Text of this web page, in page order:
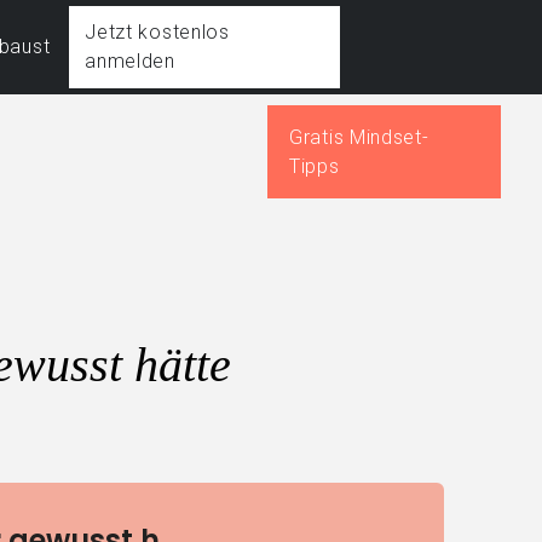
Jetzt kostenlos
anmelden
Gratis Mindset-
Tipps
hätte